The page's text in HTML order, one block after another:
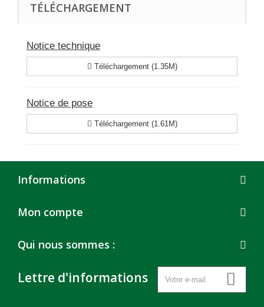
TÉLÉCHARGEMENT
Notice technique
Téléchargement (1.35M)
Notice de pose
Téléchargement (1.61M)
Informations
Mon compte
Qui nous sommes :
Lettre d'informations